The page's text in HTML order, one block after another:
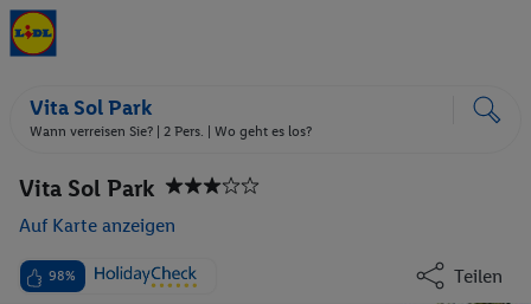
Vita Sol Park
Wann verreisen Sie? | 2 Pers. | Wo geht es los?
Vita Sol Park
Auf Karte anzeigen
98% Teilen